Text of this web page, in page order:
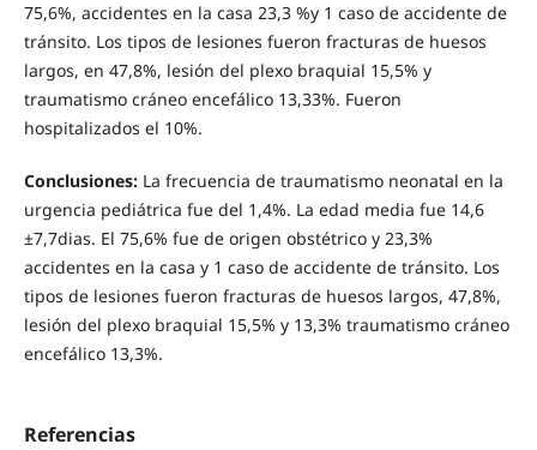
75,6%, accidentes en la casa 23,3 %y 1 caso de accidente de
tránsito. Los tipos de lesiones fueron fracturas de huesos
largos, en 47,8%, lesión del plexo braquial 15,5% y
traumatismo cráneo encefálico 13,33%. Fueron
hospitalizados el 10%.
Conclusiones:La frecuencia de traumatismo neonatal en la
urgencia pediátrica fue del 1,4%. La edad media fue 14,6
±7,7dias. El 75,6% fue de origen obstétrico y 23,3%
accidentes en la casa y 1 caso de accidente de tránsito. Los
tipos de lesiones fueron fracturas de huesos largos, 47,8%,
lesión del plexo braquial 15,5% y 13,3% traumatismo cráneo
encefálico 13,3%.
Referencias